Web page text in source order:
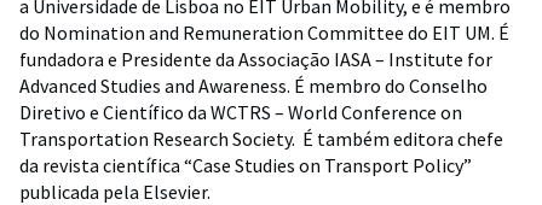
a Universidade de Lisboa no EIT Urban Mobility, e é membro
do Nomination and Remuneration Committee do EIT UM. É
fundadora e Presidente da Associação IASA – Institute for
Advanced Studies and Awareness. É membro do Conselho
Diretivo e Científico da WCTRS – World Conference on
Transportation Research Society. É também editora chefe
da revista científica “Case Studies on Transport Policy”
publicada pela Elsevier.